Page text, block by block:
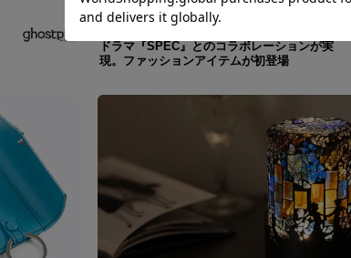
Shopping/ SPEC ～警視庁公安部公安第五課 未詳事件特別対策係事件簿～
ドラマ『SPEC』とのコラボレーションが実
現。ファッションアイテムが初登場